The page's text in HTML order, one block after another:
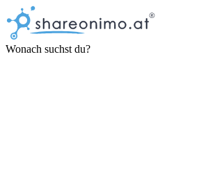
Wonach suchst du?